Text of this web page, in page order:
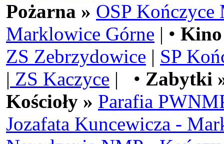
Pożarna » OSP Kończyce
Marklowice Górne | •
ZS Zebrzydowice | SP
| ZS Kaczyce | • Zabytki
Kościoły » Parafia
Jozafata Kuncewicza -